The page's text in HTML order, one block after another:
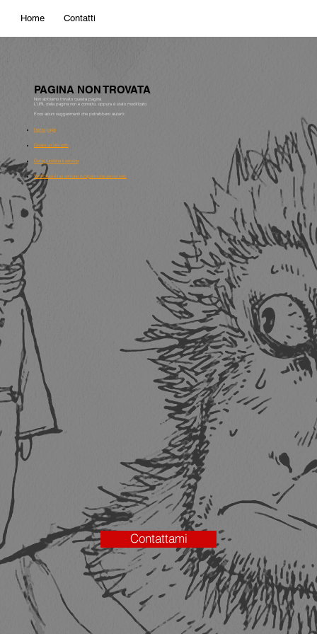
Home Contatti
PAGINA NON TROVATA
Non abbiamo trovato questa pagina.
L'URL della pagina non è corretto, oppure è stato modificato.
Ecco alcuni suggerimenti che potrebbero aiutarti:
Home page
Creare un sito web
Come funziona il servizio
Verifica se il tuo comune è coperto dai servizi web
Contattami